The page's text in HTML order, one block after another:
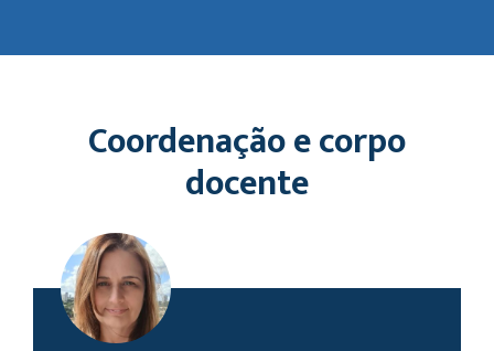
Coordenação e corpo
docente